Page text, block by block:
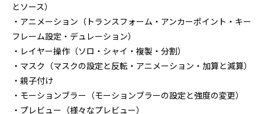
とソース）
・アニメーション（トランスフォーム・アンカーポイント・キー
フレーム設定・デュレーション）
・レイヤー操作（ソロ・シャイ・複製・分割）
・マスク（マスクの設定と反転・アニメーション・加算と減算）
・親子付け
・モーションブラー（モーションブラーの設定と強度の変更）
・プレビュー（様々なプレビュー）